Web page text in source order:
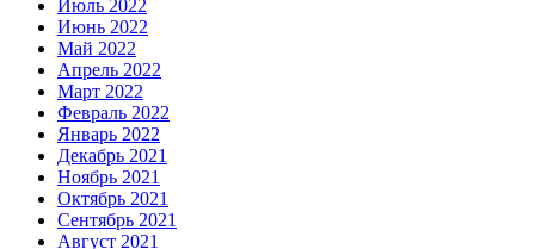
Июль 2022
Июнь 2022
Май 2022
Апрель 2022
Март 2022
Февраль 2022
Январь 2022
Декабрь 2021
Ноябрь 2021
Октябрь 2021
Сентябрь 2021
Август 2021